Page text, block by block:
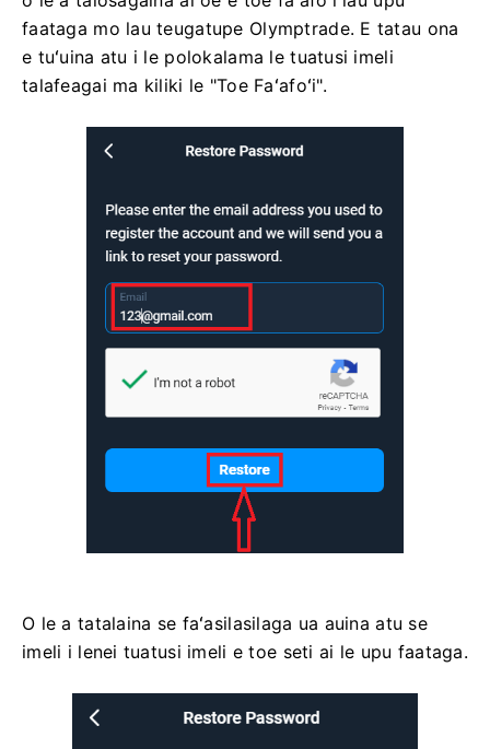
faataga mo lau teugatupe Olymptrade. E tatau ona
e tuʻuina atu i le polokalama le tuatusi imeli
talafeagai ma kiliki le "Toe Faʻafoʻi".
O le a tatalaina se faʻasilasilaga ua auina atu se
imeli i lenei tuatusi imeli e toe seti ai le upu faataga.